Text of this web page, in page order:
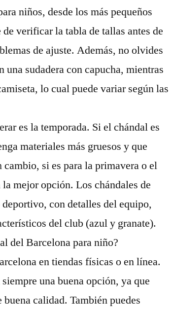
niños, desde los más pequeños
verificar la tabla de tallas antes de
de ajuste. Además, no olvides
una sudadera con capucha, mientras
lo cual puede variar según las
es la temporada. Si el chándal es
materiales más gruesos y que
si es para la primavera o el
mejor opción. Los chándales de
con detalles del equipo,
del club (azul y granate).
del Barcelona para niño?
en tiendas físicas o en línea.
una buena opción, ya que
calidad. También puedes